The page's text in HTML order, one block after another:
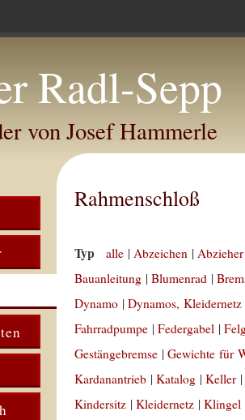
Radl-Sepp
von Josef Hammerle
Rahmenschloß
Typ alle |Abzeichen |
Bauanleitung |Blumenrad |
Dynamo |Dynamos, Kleidernetz
Fahrradpumpe |Federgabel |
Gestängebremse |Gewichte für
Kardanantrieb |Katalog |Keller
Kindersitz |Kleidernetz |Klingel